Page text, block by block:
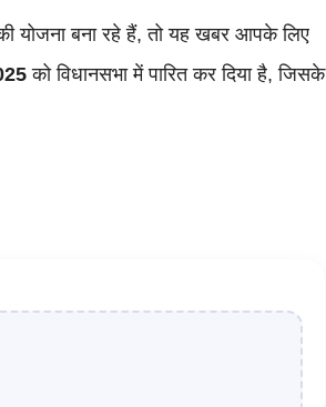
योजना बना रहे हैं, तो यह खबर आपके लिए
को विधानसभा में पारित कर दिया है, जिसके